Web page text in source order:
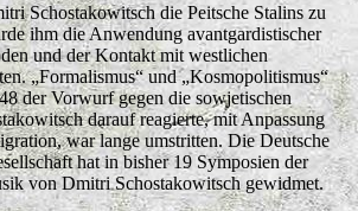
Schostakowitsch die Peitsche Stalins zu
ihm die Anwendung avantgardistischer
und der Kontakt mit westlichen
„Formalismus“ und „Kosmopolitismus“
der Vorwurf gegen die sowjetischen
darauf reagierte, mit Anpassung
war lange umstritten. Die Deutsche
hat in bisher 19 Symposien der
von Dmitri Schostakowitsch gewidmet.